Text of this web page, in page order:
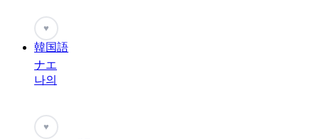
♥
韓国語
ナエ
나의
♥